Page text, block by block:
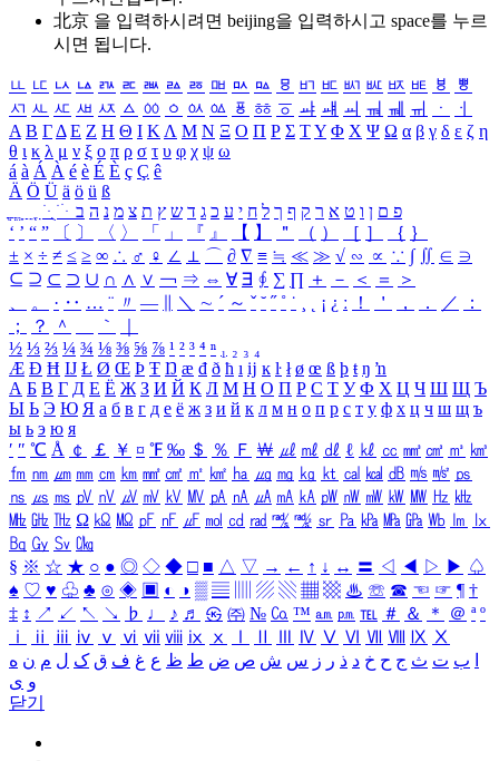
北京 을 입력하시려면 beijing을 입력하시고 space를 누르
시면 됩니다.
ㅥ ㅦ ㅧ ㅨ ㅩ ㅪ ㅫ ㅬ ㅭ ㅮ ㅯ ㅰ ㅱ ㅲ ㅳ ㅴ ㅵ ㅶ ㅷ ㅸ
ㅹ
ㅺ ㅻ ㅼ ㅽ ㅾ ㅿ ㆀ ㆁ ㆂ ㆃ ㆄ ㆅ ㆆ ㆇ ㆈ ㆉ ㆊ ㆋ ㆌ ㆍ
ㆎ
Α Β ΓΔ Ε Ζ Η Θ Ι ΚΛ Μ Ν Ξ Ο Π Ρ Σ ΤΥ Φ Χ Ψ Ω α β γ δ ε ζ η
θ ι κ λ μ ν ξ ο π ρ σ τ υ φ χ ψ ω
á à Á À é è É È ç Ç ê
Ä Ö Ü ä ö ü ß
ִֶֹ ֻּ ׁׂ פ ם ן ו ט א ר ק ף ך ל ח י ע כ ג ד ש ץ ת צ מ נ ה ב
‘ ’ “ ” 〔 〕 〈 〉 「 」 『 』 【 】 ＂ （ ） ［ ］ ｛ ｝
± × ÷ ≠ ≤ ≥ ∞ ∴ ♂ ♀ ∠ ⊥ ⌒ ∂ ∇ ≡ ≒ ≪ ≫ √ ∽ ∝ ∵ ∫ ∬ ∈ ∋
⊆ ⊇ ⊂ ⊃ ∪ ∩ ∧ ∨ ￢ ⇒ ⇔ ∀ ∃ ∮ ∑ ∏ ＋ － ＜ ＝
＞
、
。 · ‥ … ¨ 〃 ― ＼ ∼ ´ ～ ˇ ˘ ˝ ˚ ˙ ¸ ¡ ¿ ː ！ ＇ ， ． ／
：
；
？ ＾ ｀
½ ⅓ ⅔ ¼ ¾ ⅛ ⅜ ⅝ ⅞ ¹ ² ³ ⁴ ⁿ ₁ ₂ ₃ ₄
Æ Ð Ħ Ĳ Ł Ø Œ Þ Ŧ Ŋ æ đ ð ħ ı ĳ ĸ ŀ ł ø œ ß þ ŧ ŋ ŉ
А Б В Г Д Е Ё Ж З И Й К Л М Н О П Р С Т У Ф Х Ц Ч Ш Щ Ъ
Ы Ь Э Ю Я а б в г д е ё ж з и й к л м н о п р с т у ф х ц ч ш щ ъ
ы ь э ю я
′ ″ ℃ Å ￠ ￡ ￥ ¤ ℉ ‰ ＄ ％ Ｆ ￦ ㎕ ㎖ ㎗ ℓ ㎘ ㏄ ㎣ ㎤ ㎥ ㎦
㎙ ㎚ ㎛ ㎜ ㎝ ㎞ ㎟ ㎠ ㎡ ㎢ ㏊ ㎍ ㎎ ㎏ ㏏ ㎈ ㎉ ㏈ ㎧ ㎨ ㎰
㎱ ㎲ ㎳ ㎴ ㎵ ㎶ ㎷ ㎸ ㎹ ㎀ ㎁ ㎂ ㎃ ㎄ ㎺ ㎻ ㎽ ㎾ ㎿ ㎐ ㎑
㎒ ㎓ ㎔ Ω ㏀ ㏁ ㎊ ㎋ ㎌ ㏖ ㏅ ㎭ ㎮ ㎯ ㏛ ㎩ ㎪ ㎫ ㎬ ㏝ ㏐
㏓
㏃ ㏉ ㏜ ㏆
§ ※ ☆ ★ ○ ● ◎ ◇ ◆ □ ■ △ ▽ → ← ↑ ↓ ↔ 〓 ◁ ◀ ▷ ▶ ♤
♠ ♡ ♥ ♧ ♣ ⊙ ◈ ▣ ◐ ◑ ▒ ▤ ▨ ▧ ▦ ▩ ♨ ☏ ☎ ☜ ☞ ¶ †
‡ ↕ ↗ ↙ ↖ ↘ ♭ ♩ ♪ ♬ ㉿ ㈜ № ㏇ ™ ㏂ ㏘ ℡ ＃ ＆ ＊ ＠ ª º
ⅰ
ⅱ ⅲ ⅳ ⅴ ⅵ ⅶ ⅷ ⅸ ⅹ Ⅳ Ⅴ Ⅵ Ⅶ Ⅷ Ⅸ Ⅹ
ب ت ث ج ح خ د ذ ر ز س ش ص ض ط ظ ع غ ف ق ک ل م ن ه
و ی
닫기